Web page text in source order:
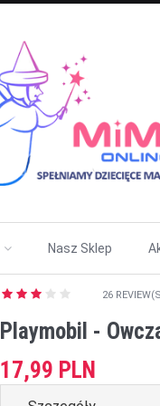
Nasz Sklep
26
Playmobil -
17,99 PLN